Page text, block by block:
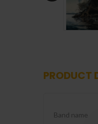
PRODUCT
Band name